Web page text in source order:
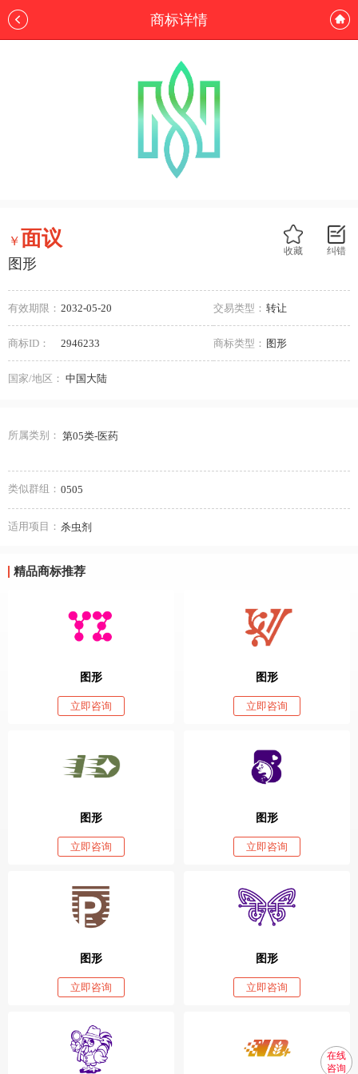
商标详情
纠错
收藏
￥面议
图形
有效期限： 2032-05-20 交易类型： 转让
商标ID： 2946233 商标类型： 图形
国家/地区： 中国大陆
所属类别： 第05类-医药
类似群组： 0505
适用项目： 杀虫剂
精品商标推荐
图形
立即咨询
图形
立即咨询
图形
立即咨询
图形
立即咨询
图形
立即咨询
图形
立即咨询
在线
咨询